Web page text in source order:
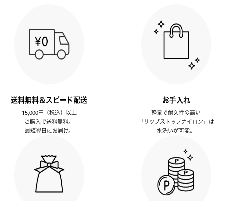
送料無料＆スピード配送
15,000円（税込）以上
ご購入で送料無料。
最短翌日にお届け。
お手入れ
軽量で耐久性の高い
「リップストップナイロン」は
水洗いが可能。